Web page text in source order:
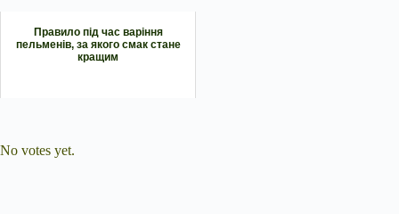
Правило під час варіння
пельменів, за якого смак стане
кращим
No votes yet.